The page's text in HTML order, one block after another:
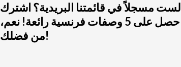
لست مسجلاً في قائمتنا البريدية؟ اشترك
واحصل على 5 وصفات فرنسية رائعة! نعم،
من فضلك!